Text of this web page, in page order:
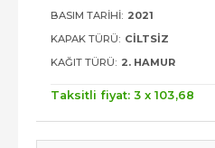
BASIM TARIHI: 2021
KAPAK TÜRÜ: CILTSIZ
KAĞIT TÜRÜ: 2. HAMUR
Taksitli fiyat: 3 x 103,68